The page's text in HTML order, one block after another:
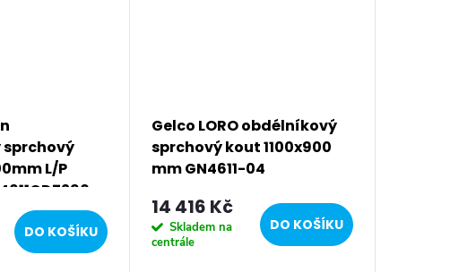
L/P
DO KOŠÍKU
Gelco LORO obdélníkový
sprchový kout 1100x900
mm GN4611-04
14 416 Kč
Skladem na
centrále
DO KOŠÍKU